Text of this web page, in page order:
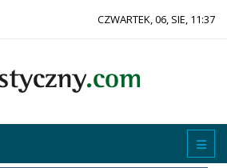
CZWARTEK, 06, SIE, 11:37